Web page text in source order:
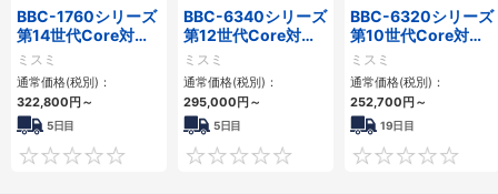
BBC-1760シリーズ
第14世代Core対応
小型フロアマウント
3PCIe
ミスミ
通常価格(税別)：
322,800円～
5日目
0
BBC-6340シリーズ
第12世代Core対応
小型フロアマウント
PC2PCI/2PCIe
ミスミ
通常価格(税別)：
295,000円～
5日目
0
BBC-6320シリーズ
第10世代Core対応
小型フロアマウント
FAPC 2PCI・2PCIe
ミスミ
通常価格(税別)：
252,700円～
19日目